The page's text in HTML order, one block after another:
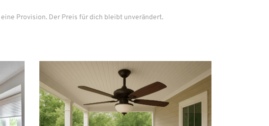
Provision. Der Preis für dich bleibt unverändert.